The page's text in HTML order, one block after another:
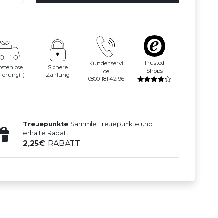
Sichere
Zahlung
Kundenservi
ce
0800 181 42 96
Trusted
Shops
Treuepunkte Sammle Treuepunkte und
erhalte Rabatt
2,25 RABATT